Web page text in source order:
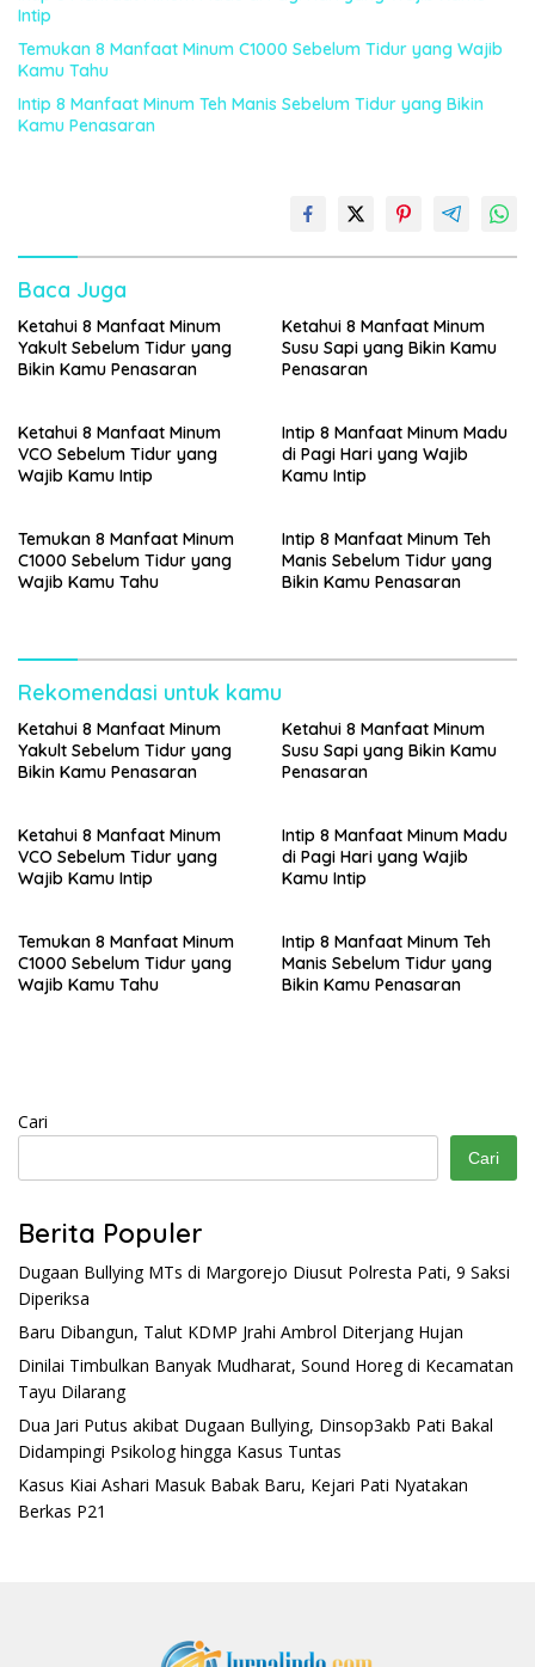
Intip
Temukan 8 Manfaat Minum C1000 Sebelum Tidur yang Wajib
Kamu Tahu
Intip 8 Manfaat Minum Teh Manis Sebelum Tidur yang Bikin
Kamu Penasaran
Baca Juga
Ketahui 8 Manfaat Minum
Yakult Sebelum Tidur yang
Bikin Kamu Penasaran
Ketahui 8 Manfaat Minum
Susu Sapi yang Bikin Kamu
Penasaran
Ketahui 8 Manfaat Minum
VCO Sebelum Tidur yang
Wajib Kamu Intip
Intip 8 Manfaat Minum Madu
di Pagi Hari yang Wajib
Kamu Intip
Temukan 8 Manfaat Minum
C1000 Sebelum Tidur yang
Wajib Kamu Tahu
Intip 8 Manfaat Minum Teh
Manis Sebelum Tidur yang
Bikin Kamu Penasaran
Rekomendasi untuk kamu
Ketahui 8 Manfaat Minum
Yakult Sebelum Tidur yang
Bikin Kamu Penasaran
Ketahui 8 Manfaat Minum
Susu Sapi yang Bikin Kamu
Penasaran
Ketahui 8 Manfaat Minum
VCO Sebelum Tidur yang
Wajib Kamu Intip
Intip 8 Manfaat Minum Madu
di Pagi Hari yang Wajib
Kamu Intip
Temukan 8 Manfaat Minum
C1000 Sebelum Tidur yang
Wajib Kamu Tahu
Intip 8 Manfaat Minum Teh
Manis Sebelum Tidur yang
Bikin Kamu Penasaran
Cari
Cari
Berita Populer
Dugaan Bullying MTs di Margorejo Diusut Polresta Pati, 9 Saksi
Diperiksa
Baru Dibangun, Talut KDMP Jrahi Ambrol Diterjang Hujan
Dinilai Timbulkan Banyak Mudharat, Sound Horeg di Kecamatan
Tayu Dilarang
Dua Jari Putus akibat Dugaan Bullying, Dinsop3akb Pati Bakal
Didampingi Psikolog hingga Kasus Tuntas
Kasus Kiai Ashari Masuk Babak Baru, Kejari Pati Nyatakan
Berkas P21